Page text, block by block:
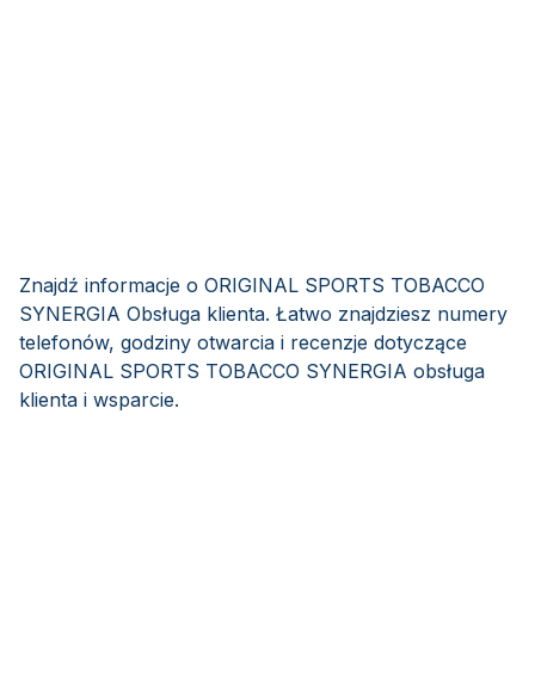
Znajdź informacje o ORIGINAL SPORTS TOBACCO
SYNERGIA Obsługa klienta. Łatwo znajdziesz numery
telefonów, godziny otwarcia i recenzje dotyczące
ORIGINAL SPORTS TOBACCO SYNERGIA obsługa
klienta i wsparcie.